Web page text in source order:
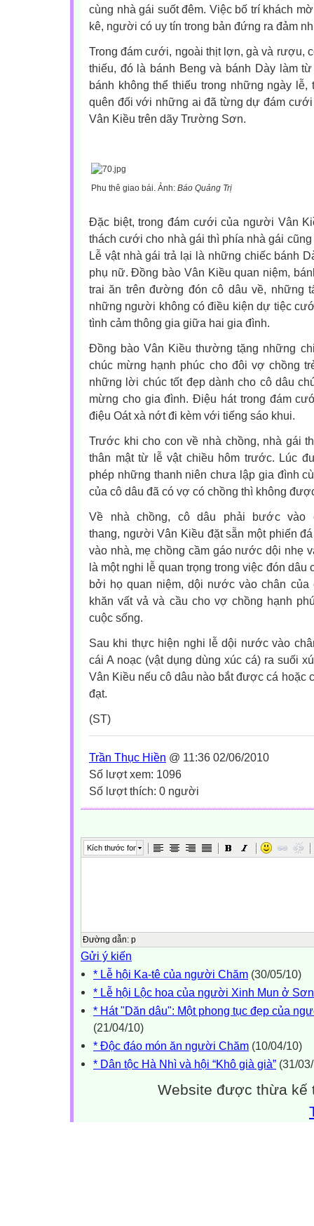
cùng nhà gái suốt đêm. Việc bố trí khách
kê, người có uy tín trong bản đứng ra đảm
Trong đám cưới, ngoài thịt lợn, gà và rượu,
thiếu, đó là bánh Beng và bánh Dày làm
bánh không thể thiếu trong những ngày
quên đối với những ai đã từng dự đám
Vân Kiều trên dãy Trường Sơn.
Phu thê giao bái. Ảnh: Báo Quảng Trị
Đặc biệt, trong đám cưới của người Vân
thách cưới cho nhà gái thì phía nhà gái
Lễ vật nhà gái trả lại là những chiếc bánh
phụ nữ. Đồng bào Vân Kiều quan niệm,
trai ăn trên đường đón cô dâu về, những
những người không có điều kiện dự tiệc
tình cảm thông gia giữa hai gia đình.
Đồng bào Vân Kiều thường tặng những
chúc mừng hạnh phúc cho đôi vợ chồng
những lời chúc tốt đẹp dành cho cô dâu
mừng cho gia đình. Điệu hát trong đám
điệu Oát xà nớt đi kèm với tiếng sáo khui.
Trước khi cho con về nhà chồng, nhà gái
thân mật từ lễ vật chiều hôm trước. Lúc
phép những thanh niên chưa lập gia đình
của cô dâu đã có vợ có chồng thì không
Về nhà chồng, cô dâu phải bước vào
thang, người Vân Kiều đặt sẵn một phiến
vào nhà, mẹ chồng cầm gáo nước dội nhẹ
là một nghi lễ quan trọng trong việc đón
bởi họ quan niệm, dội nước vào chân
khăn vất vả và cầu cho vợ chồng hạnh
cuộc sống.
Sau khi thực hiện nghi lễ dội nước vào
cái A noạc (vật dụng dùng xúc cá) ra suối
Vân Kiều nếu cô dâu nào bắt được cá hoặc
đạt.
(ST)
Trần Thục Hiền @ 11:36 02/06/2010
Số lượt xem: 1096
Số lượt thích: 0 người
Kích thước font
Đường dẫn: p
Gửi ý kiến
* Lễ hội Ka-tê của người Chăm (30/05/10)
* Lễ hội Lộc hoa của người Xinh Mun ở
* Hát "Dăn dâu": Một phong tục đẹp của
(21/04/10)
* Độc đáo món ăn người Chăm (10/04/10)
* Dân tộc Hà Nhì và hội “Khô già già” (31/
Website được thừa